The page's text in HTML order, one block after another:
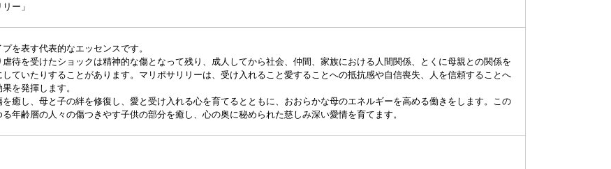
ー」
プを表す代表的なエッセンスです。
待を受けたショックは精神的な傷となって残り、成人してから社会、仲間、家族における人間関係、とくに母親との関係を
していたりすることがあります。マリポサリリーは、受け入れること愛することへの抵抗感や自信喪失、人を信頼することへ
を発揮します。
癒し、母と子の絆を修復し、愛と受け入れる心を育てるとともに、おおらかな母のエネルギーを高める働きをします。この
年齢層の人々の傷つきやす子供の部分を癒し、心の奥に秘められた慈しみ深い愛情を育てます。